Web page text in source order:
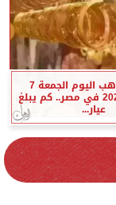
أسعار الذهب اليوم الجمعة 7
أغسطس 2026 في مصر.. كم يبلغ
عيار...